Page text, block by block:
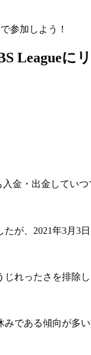
参加しよう！
Leagueに
金・出金してい
が、2021年3月3
れったさを排除
である傾向が多